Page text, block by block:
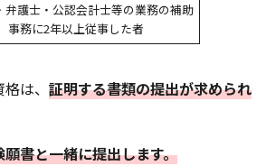
弁護士・公認会計士等の業務の補助
事務に2年以上従事した者
は、 証明する書類の提出が求められ
願書と一緒に提出します。